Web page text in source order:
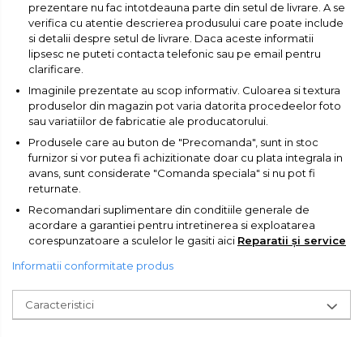
Subler
Topoare & Toporisti
Sarpe Desfundat Tevi
Nivele
Ruleta de Masurat
Dalta si dornuri
Rigla de Masurat Pentru
Scule Unelte Accesorii
Unelte de Zugravit
Roata de Masurat
Lacate & Incuietori
prezentare nu fac intotdeauna parte din setul de livrare. A se
verifica cu atentie descrierea produsului care poate include
si detalii despre setul de livrare. Daca aceste informatii
lipsesc ne puteti contacta telefonic sau pe email pentru
clarificare.
Imaginile prezentate au scop informativ. Culoarea si textura
produselor din magazin pot varia datorita procedeelor foto
sau variatiilor de fabricatie ale producatorului.
Produsele care au buton de "Precomanda", sunt in stoc
furnizor si vor putea fi achizitionate doar cu plata integrala in
avans, sunt considerate "Comanda speciala" si nu pot fi
returnate.
Recomandari suplimentare din conditiile generale de
acordare a garantiei pentru intretinerea si exploatarea
corespunzatoare a sculelor le gasiti aici Reparatii și service
Informatii conformitate produs
Caracteristici